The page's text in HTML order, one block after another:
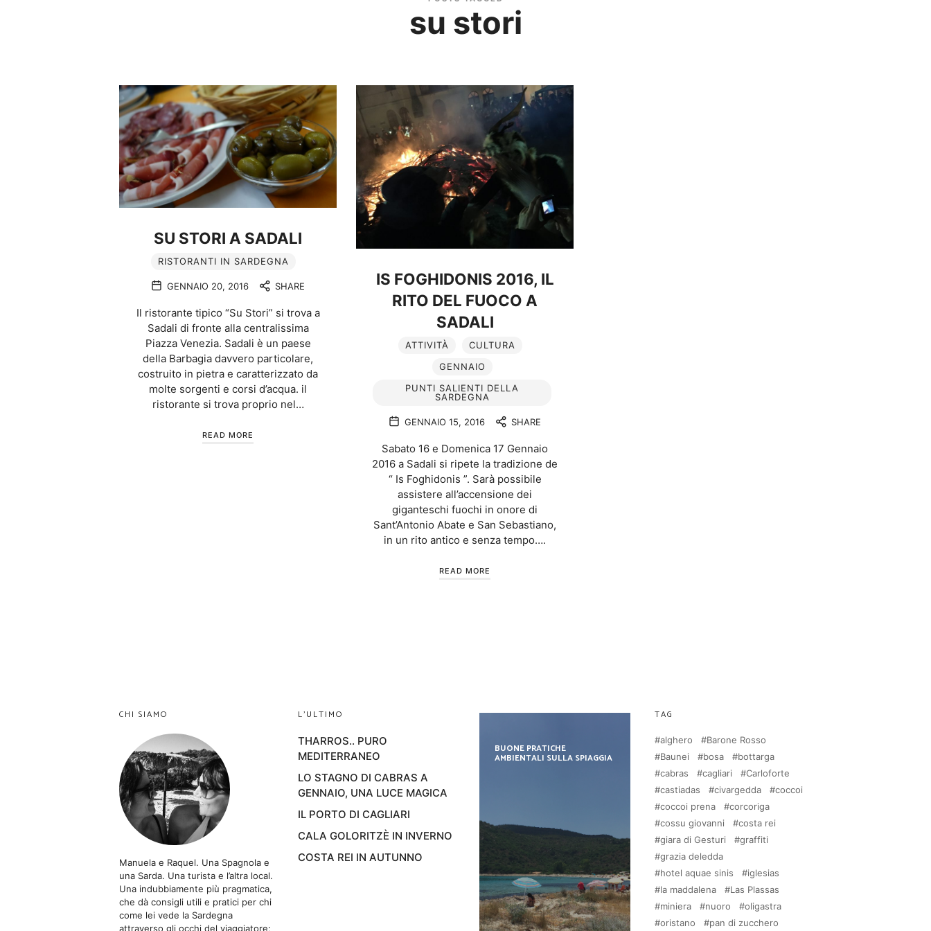
su stori
SU STORI A SADALI
RISTORANTI IN SARDEGNA
GENNAIO 20, 2016 SHARE
Il ristorante tipico “Su Stori” si trova a
Sadali di fronte alla centralissima
Piazza Venezia. Sadali è un paese
della Barbagia davvero particolare,
costruito in pietra e caratterizzato da
molte sorgenti e corsi d’acqua. il
ristorante si trova proprio nel…
READ MORE
IS FOGHIDONIS 2016, IL
RITO DEL FUOCO A
SADALI
ATTIVITÀ
CULTURA
GENNAIO
PUNTI SALIENTI DELLA
SARDEGNA
GENNAIO 15, 2016 SHARE
Sabato 16 e Domenica 17 Gennaio
2016 a Sadali si ripete la tradizione de
“ Is Foghidonis ”. Sarà possibile
assistere all’accensione dei
giganteschi fuochi in onore di
Sant’Antonio Abate e San Sebastiano,
in un rito antico e senza tempo….
READ MORE
CHI SIAMO
Manuela e Raquel. Una Spagnola e
una Sarda. Una turista e l’altra local.
Una indubbiamente più pragmatica,
che dà consigli utili e pratici per chi
come lei vede la Sardegna
attraverso gli occhi del viaggiatore;
L’ULTIMO
THARROS.. PURO
MEDITERRANEO
LO STAGNO DI CABRAS A
GENNAIO, UNA LUCE MAGICA
IL PORTO DI CAGLIARI
CALA GOLORITZÈ IN INVERNO
COSTA REI IN AUTUNNO
BUONE PRATICHE
AMBIENTALI SULLA SPIAGGIA
TAG
alghero
Barone Rosso
Baunei
bosa
bottarga
cabras
cagliari
Carloforte
castiadas
civargedda
coccoi
coccoi prena
corcoriga
cossu giovanni
costa rei
giara di Gesturi
graffiti
grazia deledda
hotel aquae sinis
iglesias
la maddalena
Las Plassas
miniera
nuoro
oligastra
oristano
pan di zucchero